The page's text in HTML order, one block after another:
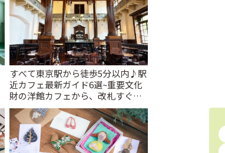
すべて東京駅から徒歩5分以内♪駅
近カフェ最新ガイド6選~重要文化
財の洋館カフェから、改札すぐの
レトロ喫茶まで~ | ことりっぷ